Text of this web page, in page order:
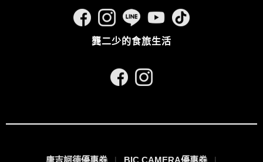
龔二少的食旅生活
唐吉訶德優惠券
BIC CAMERA優惠券